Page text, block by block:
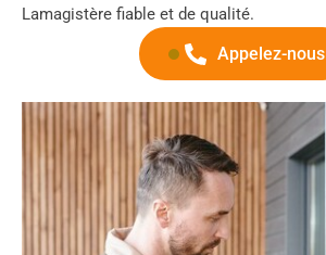
Lamagistère fiable et de qualité.
Appelez-nous